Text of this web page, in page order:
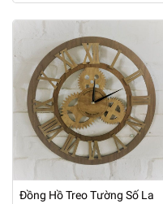
Đồng Hồ Treo Tường Số La